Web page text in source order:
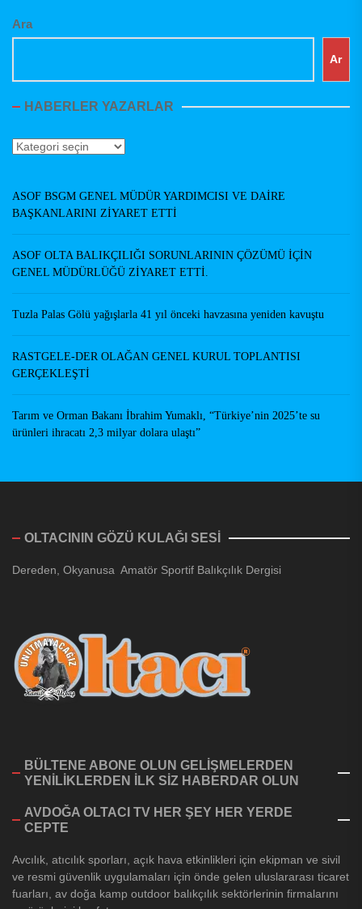
Ara
Ar
HABERLER YAZARLAR
Haberler
ASOF BSGM GENEL MÜDÜR YARDIMCISI VE DAİRE
BAŞKANLARINI ZİYARET ETTİ
ASOF OLTA BALIKÇILIĞI SORUNLARININ ÇÖZÜMÜ İÇİN
GENEL MÜDÜRLÜĞÜ ZİYARET ETTİ.
Tuzla Palas Gölü yağışlarla 41 yıl önceki havzasına yeniden kavuştu
RASTGELE-DER OLAĞAN GENEL KURUL TOPLANTISI
GERÇEKLEŞTİ
Tarım ve Orman Bakanı İbrahim Yumaklı, “Türkiye’nin 2025’te su
ürünleri ihracatı 2,3 milyar dolara ulaştı”
OLTACININ GÖZÜ KULAĞI SESİ
Dereden, Okyanusa Amatör Sportif Balıkçılık Dergisi
BÜLTENE ABONE OLUN GELİŞMELERDEN
YENİLİKLERDEN İLK SİZ HABERDAR OLUN
AVDOĞA OLTACI TV HER ŞEY HER YERDE
CEPTE
Avcılık, atıcılık sporları, açık hava etkinlikleri için ekipman ve sivil
ve resmi güvenlik uygulamaları için önde gelen uluslararası ticaret
fuarları, av doğa kamp outdoor balıkçılık sektörlerinin firmalarını